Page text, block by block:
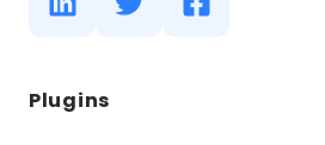
Diensten
Plugins